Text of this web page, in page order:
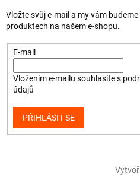
Vložte svůj e-mail a my vám
produktech na našem e-shopu.
E-mail
Vložením e-mailu souhlasíte s
údajů
PŘIHLÁSIT SE